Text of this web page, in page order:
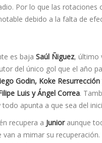
Por lo que las
debido a la falta de
es baja Saúl Ñiguez, último
del único gol que el año
Godin, Koke Resurrección
Luis y Ángel Correa.
todo apunta a que sea del
recupera a Junioraunque
a mimar su